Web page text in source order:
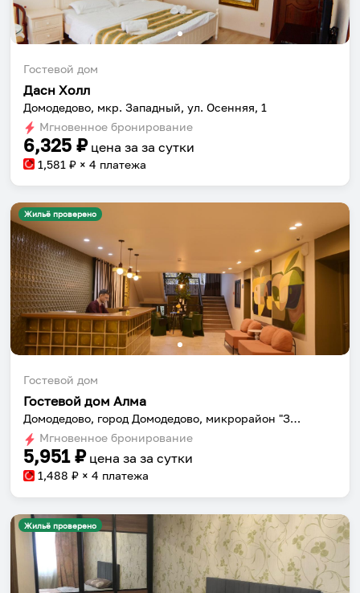
Гостевой дом
Дасн Холл
Домодедово, мкр. Западный, ул. Осенняя, 1
Мгновенное бронирование
6,325 ₽ цена за за сутки
1,581 ₽ × 4 платежа
Жильё проверено
Гостевой дом
Гостевой дом Алма
Домодедово, город Домодедово, микрорайон "Западный" ул. Талалихина д.4
Мгновенное бронирование
5,951₽ цена за за сутки
1,488 ₽ × 4 платежа
Жильё проверено
Собери путешествие без сложностей
Сохраняй места, повторяй маршруты, находи